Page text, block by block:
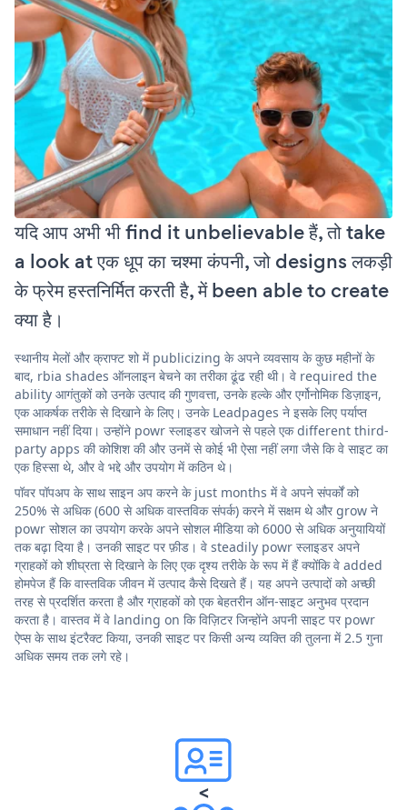
यदि आप अभी भी find it unbelievable हैं, तो take
a look at एक धूप का चश्मा कंपनी, जो designs लकड़ी
के फ्रेम हस्तनिर्मित करती है, में been able to create
क्या है।
स्थानीय मेलों और क्राफ्ट शो में publicizing के अपने व्यवसाय के कुछ महीनों के
बाद, rbia shades ऑनलाइन बेचने का तरीका ढूंढ रही थी। वे required the
ability आगंतुकों को उनके उत्पाद की गुणवत्ता, उनके हल्के और एर्गोनोमिक डिज़ाइन,
एक आकर्षक तरीके से दिखाने के लिए। उनके Leadpages ने इसके लिए पर्याप्त
समाधान नहीं दिया। उन्होंने powr स्लाइडर खोजने से पहले एक different third-
party apps की कोशिश की और उनमें से कोई भी ऐसा नहीं लगा जैसे कि वे साइट का
एक हिस्सा थे, और वे भद्दे और उपयोग में कठिन थे।
पॉवर पॉपअप के साथ साइन अप करने के just months में वे अपने संपर्कों को
250% से अधिक (600 से अधिक वास्तविक संपर्क) करने में सक्षम थे और grow ने
powr सोशल का उपयोग करके अपने सोशल मीडिया को 6000 से अधिक अनुयायियों
तक बढ़ा दिया है। उनकी साइट पर फ़ीड। वे steadily powr स्लाइडर अपने
ग्राहकों को शीघ्रता से दिखाने के लिए एक दृश्य तरीके के रूप में हैं क्योंकि वे added
होमपेज हैं कि वास्तविक जीवन में उत्पाद कैसे दिखते हैं। यह अपने उत्पादों को अच्छी
तरह से प्रदर्शित करता है और ग्राहकों को एक बेहतरीन ऑन-साइट अनुभव प्रदान
करता है। वास्तव में वे landing on कि विज़िटर जिन्होंने अपनी साइट पर powr
ऐप्स के साथ इंटरैक्ट किया, उनकी साइट पर किसी अन्य व्यक्ति की तुलना में 2.5 गुना
अधिक समय तक लगे रहे।
<